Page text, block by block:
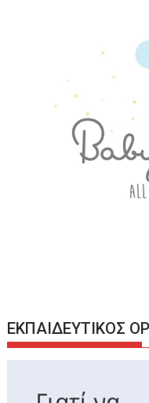
ΕΚΠΑΙΔΕΥΤΙΚΟΣ